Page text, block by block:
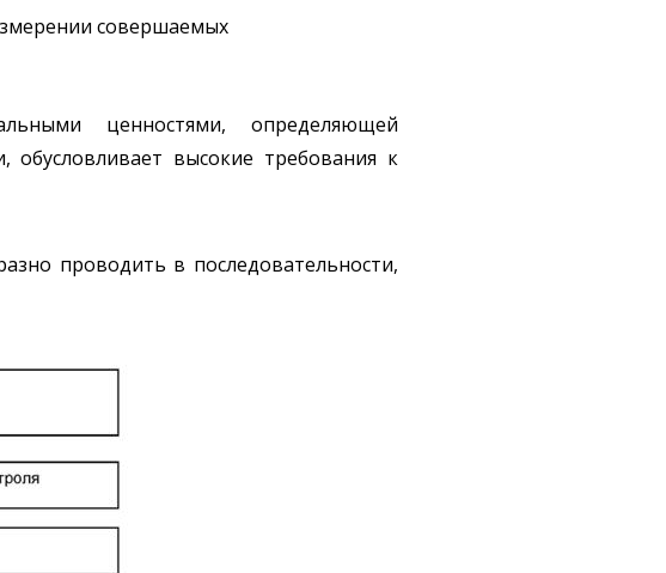
совершаемых
ценностями, определяющей
обусловливает высокие требования к
проводить в последовательности,